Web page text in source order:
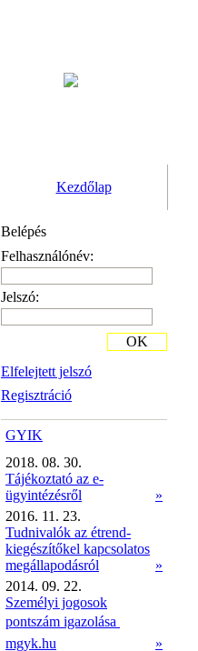
Kezdőlap
Belépés
Felhasználónév:
Jelszó:
Elfelejtett jelszó
Regisztráció
OK
GYIK
2018. 08. 30.
Tájékoztató az e-
ügyintézésről
»
2016. 11. 23.
Tudnivalók az étrend-
kiegészítőkel kapcsolatos
megállapodásról
»
2014. 09. 22.
Személyi jogosok
pontszám igazolása 
mgyk.hu
»